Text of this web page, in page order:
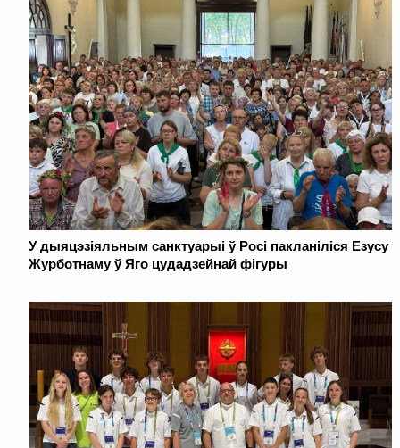
У дыяцэзіяльным санктуарыі ў Росі пакланіліся Езусу
Журботнаму ў Яго цудадзейнай фігуры